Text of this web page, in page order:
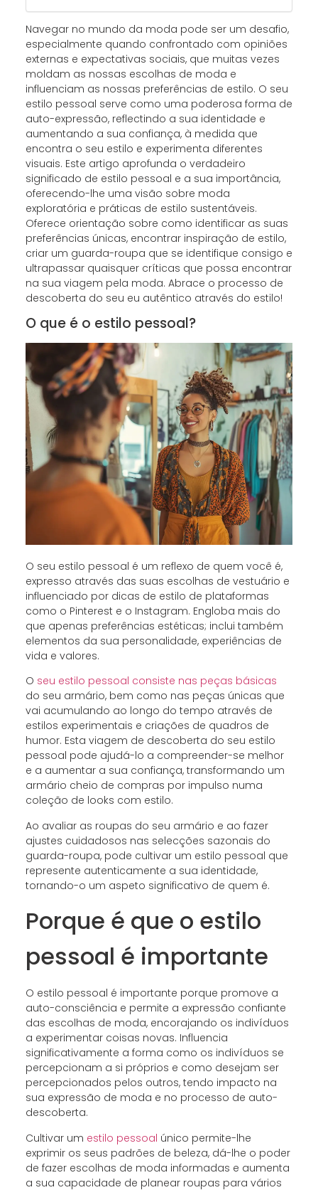
Navegar no mundo da moda pode ser um desafio,
especialmente quando confrontado com opiniões
externas e expectativas sociais, que muitas vezes
moldam as nossas escolhas de moda e
influenciam as nossas preferências de estilo. O seu
estilo pessoal serve como uma poderosa forma de
auto-expressão, reflectindo a sua identidade e
aumentando a sua confiança, à medida que
encontra o seu estilo e experimenta diferentes
visuais. Este artigo aprofunda o verdadeiro
significado de estilo pessoal e a sua importância,
oferecendo-lhe uma visão sobre moda
exploratória e práticas de estilo sustentáveis.
Oferece orientação sobre como identificar as suas
preferências únicas, encontrar inspiração de estilo,
criar um guarda-roupa que se identifique consigo e
ultrapassar quaisquer críticas que possa encontrar
na sua viagem pela moda. Abrace o processo de
descoberta do seu eu autêntico através do estilo!
O que é o estilo pessoal?
O seu estilo pessoal é um reflexo de quem você é,
expresso através das suas escolhas de vestuário e
influenciado por dicas de estilo de plataformas
como o Pinterest e o Instagram. Engloba mais do
que apenas preferências estéticas; inclui também
elementos da sua personalidade, experiências de
vida e valores.
O seu estilo pessoal consiste nas peças básicas
do seu armário, bem como nas peças únicas que
vai acumulando ao longo do tempo através de
estilos experimentais e criações de quadros de
humor. Esta viagem de descoberta do seu estilo
pessoal pode ajudá-lo a compreender-se melhor
e a aumentar a sua confiança, transformando um
armário cheio de compras por impulso numa
coleção de looks com estilo.
Ao avaliar as roupas do seu armário e ao fazer
ajustes cuidadosos nas selecções sazonais do
guarda-roupa, pode cultivar um estilo pessoal que
represente autenticamente a sua identidade,
tornando-o um aspeto significativo de quem é.
Porque é que o estilo
pessoal é importante
O estilo pessoal é importante porque promove a
auto-consciência e permite a expressão confiante
das escolhas de moda, encorajando os indivíduos
a experimentar coisas novas. Influencia
significativamente a forma como os indivíduos se
percepcionam a si próprios e como desejam ser
percepcionados pelos outros, tendo impacto na
sua expressão de moda e no processo de auto-
descoberta.
Cultivar um estilo pessoal único permite-lhe
exprimir os seus padrões de beleza, dá-lhe o poder
de fazer escolhas de moda informadas e aumenta
a sua capacidade de planear roupas para vários